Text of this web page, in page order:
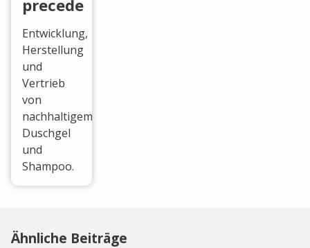
precede
Entwicklung,
Herstellung
und
Vertrieb
von
nachhaltigem
Duschgel
und
Shampoo.
Ähnliche Beiträge